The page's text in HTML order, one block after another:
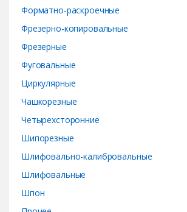
Форматно-раскроечные
Фрезерно-копировальные
Фрезерные
Фуговальные
Циркулярные
Чашкорезные
Четырехсторонние
Шипорезные
Шлифовально-калибровальные
Шлифовальные
Шпон